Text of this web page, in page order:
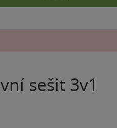
sešit 3v1